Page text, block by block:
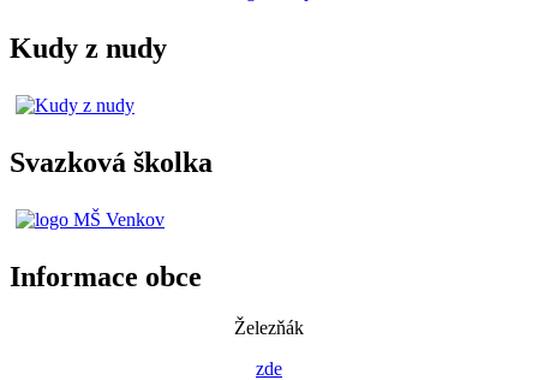
Kudy z nudy
Svazková školka
Informace obce
Železňák
zde